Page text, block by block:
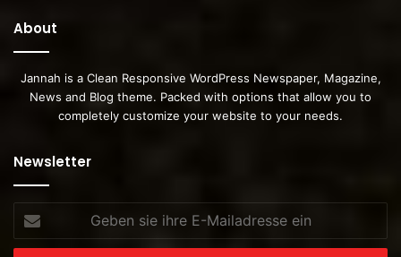
About
Jannah is a Clean Responsive WordPress Newspaper, Magazine,
News and Blog theme. Packed with options that allow you to
completely customize your website to your needs.
Newsletter
sie
ihre